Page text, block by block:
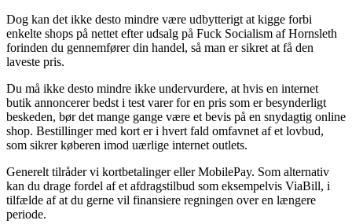
Dog kan det ikke desto mindre være udbytterigt at kigge forbi
enkelte shops på nettet efter udsalg på Fuck Socialism af Hornsleth
forinden du gennemfører din handel, så man er sikret at få den
laveste pris.
Du må ikke desto mindre ikke undervurdere, at hvis en internet
butik annoncerer bedst i test varer for en pris som er besynderligt
beskeden, bør det mange gange være et bevis på en snydagtig online
shop. Bestillinger med kort er i hvert fald omfavnet af et lovbud,
som sikrer køberen imod uærlige internet outlets.
Generelt tilråder vi kortbetalinger eller MobilePay. Som alternativ
kan du drage fordel af et afdragstilbud som eksempelvis ViaBill, i
tilfælde af at du gerne vil finansiere regningen over en længere
periode.